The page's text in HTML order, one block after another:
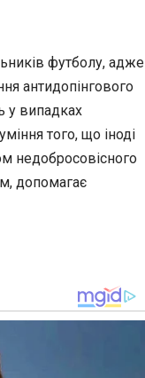
футболу, адже
антидопінгового
у випадках
того, що іноді
недобросовісного
допомагає